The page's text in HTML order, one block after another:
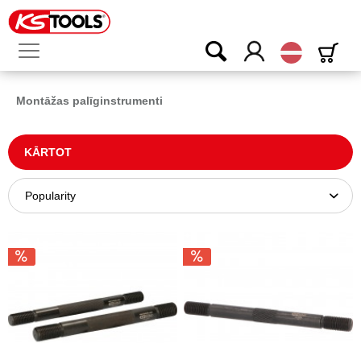
Latvijas
Montāžas palīginstrumenti
KĀRTOT